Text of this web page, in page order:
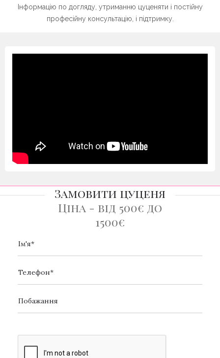
Інформацію по догляду, утриманню цуценяти і постійну
професійну консультацію, і підтримку.
Замовити цуценя
Ціна - від 500€ до
1500€